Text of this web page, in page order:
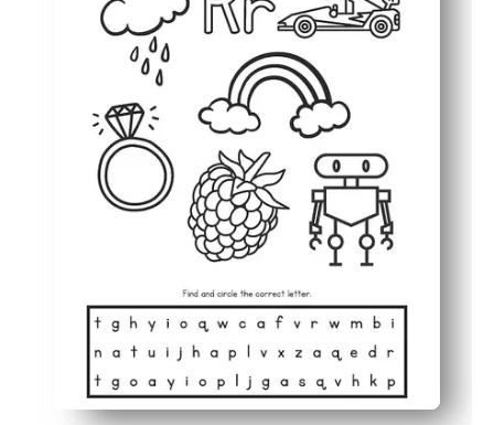
Beschäftigt Kinder mit kleinen Aufgaben, die in den